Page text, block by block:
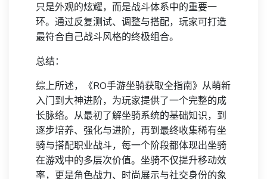
只是外观的炫耀，而是战斗体系中的重要一
环。通过反复测试、调整与搭配，玩家可打造
最符合自己战斗风格的终极组合。
总结：
综上所述，《RO手游坐骑获取全指南》从萌新
入门到大神进阶，为玩家提供了一个完整的成
长脉络。从最初了解坐骑系统的基础知识，到
逐步培养、强化与进阶，再到最终收集稀有坐
骑与搭配职业战斗，每一个阶段都体现出坐骑
在游戏中的多层次价值。坐骑不仅提升移动效
率，更是角色战力、时尚展示与社交身份的象